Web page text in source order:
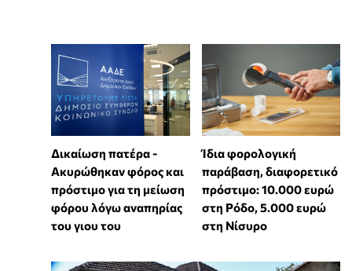
Δικαίωση πατέρα -
Ακυρώθηκαν φόρος και
πρόστιμο για τη μείωση
φόρου λόγω αναπηρίας
του γιου του
Ίδια φορολογική
παράβαση, διαφορετικό
πρόστιμο: 10.000 ευρώ
στη Ρόδο, 5.000 ευρώ
στη Νίσυρο